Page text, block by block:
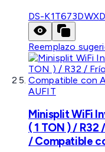
DS-K1T673DWX
Reemplazo
AUFIT
Minisplit WiFi
( 1 TON ) /
/ Compatible